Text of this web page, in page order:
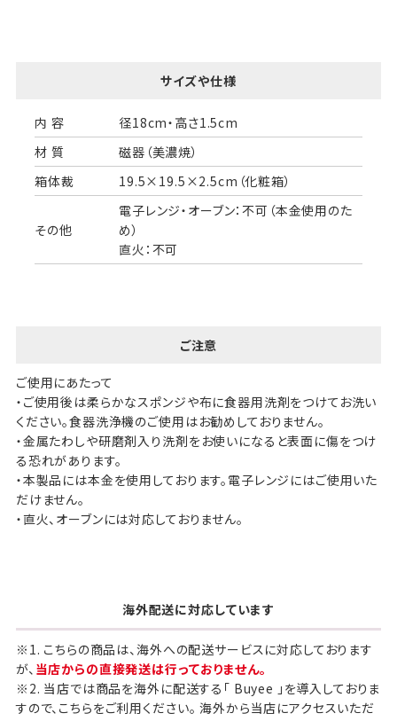
サイズや仕様
内 容
径18cm・高さ1.5cm
材 質
磁器（美濃焼）
箱体裁
19.5×19.5×2.5cm（化粧箱）
その他
電子レンジ・オーブン：不可（本金使用のた
め）
直火：不可
ご注意
ご使用にあたって
・ご使用後は柔らかなスポンジや布に食器用洗剤をつけてお洗い
ください。食器洗浄機のご使用はお勧めしておりません。
・金属たわしや研磨剤入り洗剤をお使いになると表面に傷をつけ
る恐れがあります。
・本製品には本金を使用しております。電子レンジにはご使用いた
だけません。
・直火、オーブンには対応しておりません。
海外配送に対応しています
※1. こちらの商品は、海外への配送サービスに対応しております
が、 当店からの直接発送は行っておりません。
※2. 当店では商品を海外に配送する「 Buyee 」を導入しておりま
すので、こちらをご利用ください。 海外から当店にアクセスいただ